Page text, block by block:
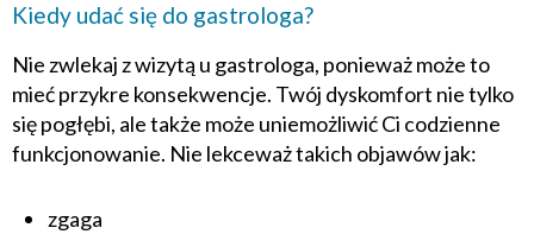
Kiedy udać się do gastrologa?
Nie zwlekaj z wizytą u gastrologa, ponieważ może to
mieć przykre konsekwencje. Twój dyskomfort nie tylko
się pogłębi, ale także może uniemożliwić Ci codzienne
funkcjonowanie. Nie lekceważ takich objawów jak:
zgaga